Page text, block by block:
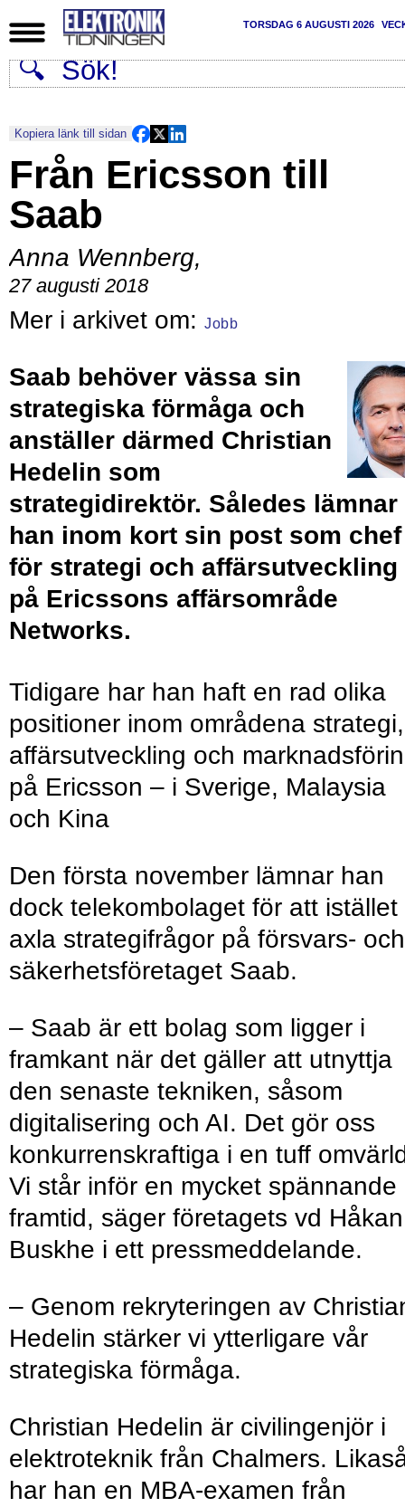
TORSDAG 6 AUGUSTI 2026
Kopiera länk till sidan
Från Ericsson till
Saab
Anna Wennberg,
27 augusti 2018
Jobb
Saab behöver vässa sin
strategiska förmåga och
anställer därmed Christian
Hedelin som
strategidirektör. Således lämnar
han inom kort sin post som chef
för strategi och affärsutveckling
på Ericssons affärsområde
Networks.
Tidigare har han haft en rad olika
positioner inom områdena strategi,
affärsutveckling och
på Ericsson – i Sverige, Malaysia
och Kina
Den första november lämnar han
dock telekombolaget för att istället
axla strategifrågor på försvars- och
säkerhetsföretaget Saab.
– Saab är ett bolag som ligger i
framkant när det gäller att utnyttja
den senaste tekniken, såsom
digitalisering och AI. Det gör oss
konkurrenskraftiga i en tuff
Vi står inför en mycket spännande
framtid, säger företagets vd Håkan
Buskhe i ett pressmeddelande.
– Genom rekryteringen av
Hedelin stärker vi ytterligare vår
strategiska förmåga.
Christian Hedelin är civilingenjör i
elektroteknik från Chalmers.
har han en MBA-examen från